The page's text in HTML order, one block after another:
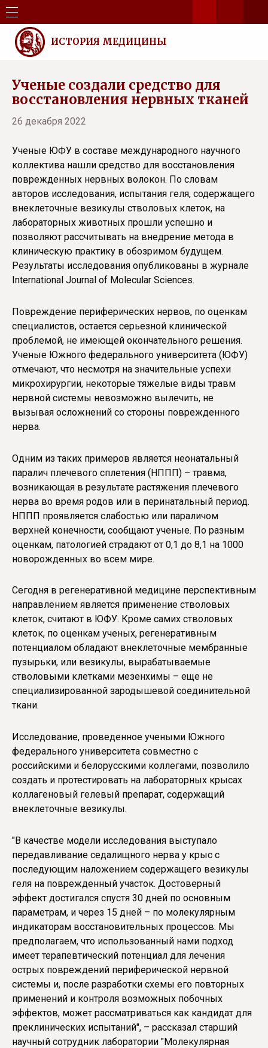
ИСТОРИЯ МЕДИЦИНЫ
Ученые создали средство для
восстановления нервных тканей
26 декабря 2022
Ученые ЮФУ в составе международного научного
коллектива нашли средство для восстановления
поврежденных нервных волокон. По словам
авторов исследования, испытания геля, содержащего
внеклеточные везикулы стволовых клеток, на
лабораторных животных прошли успешно и
позволяют рассчитывать на внедрение метода в
клиническую практику в обозримом будущем.
Результаты исследования опубликованы в журнале
International Journal of Molecular Sciences.
Повреждение периферических нервов, по оценкам
специалистов, остается серьезной клинической
проблемой, не имеющей окончательного решения.
Ученые Южного федерального университета (ЮФУ)
отмечают, что несмотря на значительные успехи
микрохирургии, некоторые тяжелые виды травм
нервной системы невозможно вылечить, не
вызывая осложнений со стороны поврежденного
нерва.
Одним из таких примеров является неонатальный
паралич плечевого сплетения (НППП) – травма,
возникающая в результате растяжения плечевого
нерва во время родов или в перинатальный период.
НППП проявляется слабостью или параличом
верхней конечности, сообщают ученые. По разным
оценкам, патологией страдают от 0,1 до 8,1 на 1000
новорожденных во всем мире.
Сегодня в регенеративной медицине перспективным
направлением является применение стволовых
клеток, считают в ЮФУ. Кроме самих стволовых
клеток, по оценкам ученых, регенеративным
потенциалом обладают внеклеточные мембранные
пузырьки, или везикулы, вырабатываемые
стволовыми клетками мезенхимы – еще не
специализированной зародышевой соединительной
ткани.
Исследование, проведенное учеными Южного
федерального университета совместно с
российскими и белорусскими коллегами, позволило
создать и протестировать на лабораторных крысах
коллагеновый гелевый препарат, содержащий
внеклеточные везикулы.
"В качестве модели исследования выступало
передавливание седалищного нерва у крыс с
последующим наложением содержащего везикулы
геля на поврежденный участок. Достоверный
эффект достигался спустя 30 дней по основным
параметрам, и через 15 дней – по молекулярным
индикаторам восстановительных процессов. Мы
предполагаем, что использованный нами подход
имеет терапевтический потенциал для лечения
острых повреждений периферической нервной
системы и, после разработки схемы его повторных
применений и контроля возможных побочных
эффектов, может рассматриваться как кандидат для
преклинических испытаний", – рассказал старший
научный сотрудник лаборатории "Молекулярная